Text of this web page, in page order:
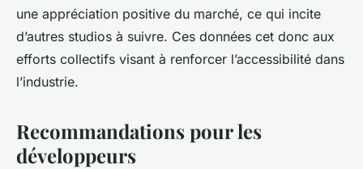
une appréciation positive du marché, ce qui incite
d’autres studios à suivre. Ces données cet donc aux
efforts collectifs visant à renforcer l’accessibilité dans
l’industrie.
Recommandations pour les
développeurs